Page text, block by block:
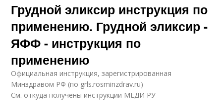
Грудной эликсир инструкция по
применению. Грудной эликсир -
ЯФФ - инструкция по
применению
Официальная инструкция, зарегистрированная
Минздравом РФ (по grls.rosminzdrav.ru)
См. откуда получены инструкции МЕДИ РУ